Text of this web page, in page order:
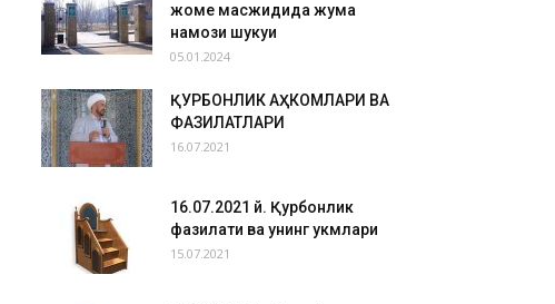
жоме масжидида жума
намози шукуҳи
05.01.2024
ҚУРБОНЛИК АҲКОМЛАРИ ВА
ФАЗИЛАТЛАРИ
16.07.2021
16.07.2021 й. Қурбонлик
фазилати ва унинг ҳукмлари
15.07.2021